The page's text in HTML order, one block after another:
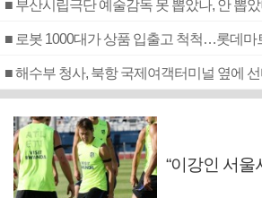
■ 부산시립극단 예술감독 못 뽑았나, 안 뽑
■ 로봇 1000대가 상품 입출고 척척…롯데마
■ 해수부 청사, 북항 국제여객터미널 옆에
“이강인 서울